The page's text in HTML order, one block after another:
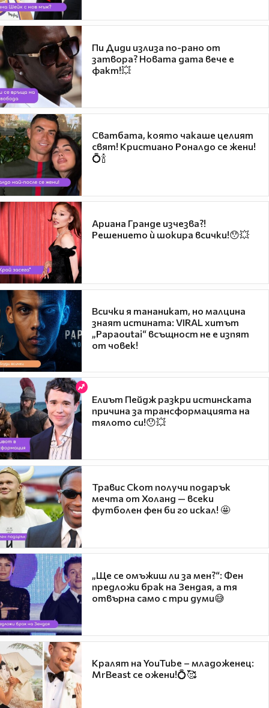
Пи Диди излиза по-рано от
затвора? Новата дата вече е
факт!💥
Сватбата, която чакаше целият
свят! Кристиано Роналдо се жени!
💍🍾
Ариана Гранде изчезва?!
Решението ѝ шокира всички!😯💥
Всички я тананикат, но малцина
знаят истината: VIRAL хитът
„Papaoutai“ всъщност не е изпят
от човек!
Елиът Пейдж разкри истинската
причина за трансформацията на
тялото си!😯💥
Травис Скот получи подарък
мечта от Холанд — всеки
футболен фен би го искал! 🤩
„Ще се омъжиш ли за мен?“: Фен
предложи брак на Зендая, а тя
отвърна само с три думи😅
Кралят на YouTube – младоженец:
MrBeast се ожени!💍🥰